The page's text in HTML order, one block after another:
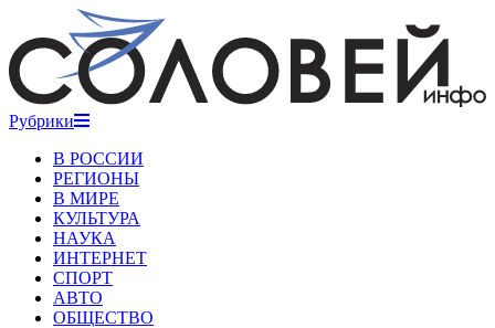
Рубрики
В РОССИИ
РЕГИОНЫ
В МИРЕ
КУЛЬТУРА
НАУКА
ИНТЕРНЕТ
СПОРТ
АВТО
ОБЩЕСТВО